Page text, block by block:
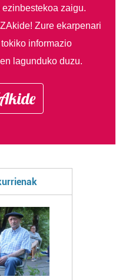
zaigu.
Zure ekarpenari
informazio
lagunduko duzu.